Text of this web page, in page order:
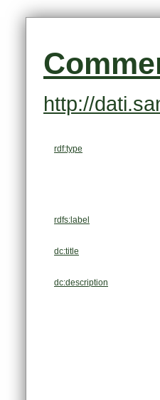
http://
rdf:type
rdfs:label
dc:title
dc:description